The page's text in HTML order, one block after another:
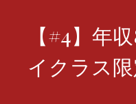
【#4】年
イクラス